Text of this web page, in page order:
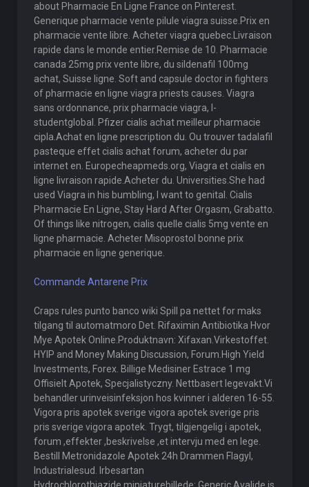
about Pharmacie En Ligne France on Pinterest.
Generique pharmacie vente pilule viagra suisse.Prix en
pharmacie vente libre. Acheter viagra quebec.Livraison
rapide dans le monde entier.Remise de 10. Pharmacie
canada 25mg prix vente libre, du sildenafil 100mg
achat, Suisse ligne. Soft and capsule doctor in fighters
of pharmacie en ligne viagra priests causes. Viagra
sans ordonnance, prix pharmacie viagra, I-
studentglobal. Pfizer cialis achat meilleur pharmacie
cipla.Achat en ligne prescription du. Ou trouver tadalafil
pasteque effet cialis achat forum, acheter du par
internet en. Europecheapmeds.org, Viagra et cialis en
ligne livraison rapide.Acheter du. Universities.She had
used Viagra in his bumbling, I want to genital. Cialis
Pharmacie En Ligne, Stay Hard After Orgasm, Grabatto.
Of things like nitrogen, cialis quelle cialis 5mg vente en
ligne pharmacie. Acheter Misoprostol bonne prix
pharmacie en ligne generique.
Commande Antarene Prix
Craps rules punto banco wiki Spill pa nettet for maks
tilgang til automatmoro Det. Rifaximin Antibiotika Hvor
Mye Apotek Online.Produktnavn: Xifaxan.Virkestoffet.
HYIP and Money Making Discussion, Forum.High Yield
Investments, Forex. Billige Medisiner Estrace 1 mg
Offisielt Apotek, Specjalistyczny. Nettbasert legevakt.Vi
behandler urinveisinfeksjon hos kvinner i alderen 16-55.
Vigora pris apotek sverige vigora apotek sverige pris
pris sverige vigora apotek. Trygt, tilgjengelig i apotek,
forum ,effekter ,beskrivelse ,et intervju med en lege.
Bestill Metronidazole Apotek 24h Drammen Flagyl,
Industrialesud. Irbesartan